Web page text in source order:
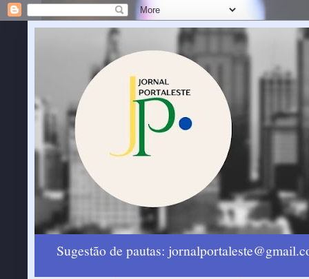
Sugestão de pautas: